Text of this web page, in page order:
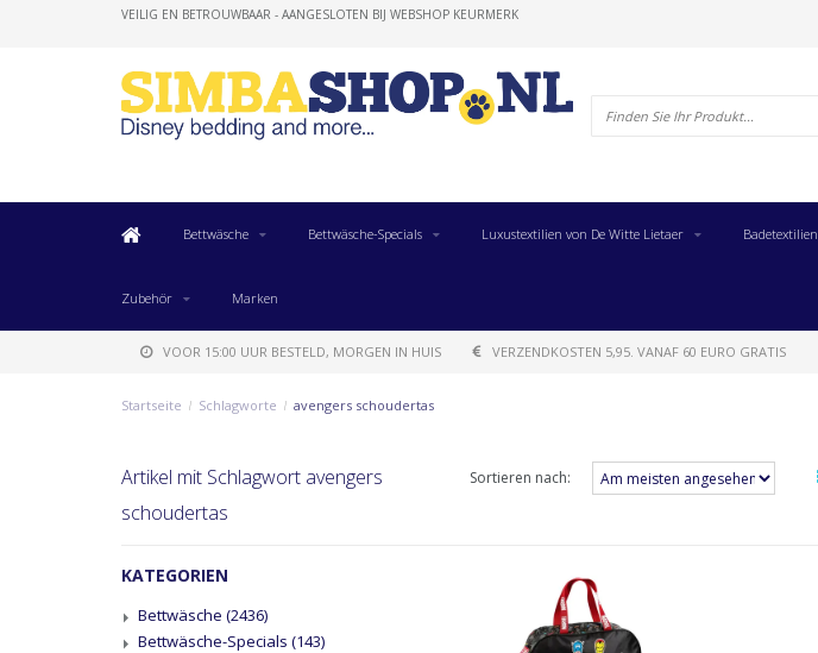
VEILIG EN BETROUWBAAR - AANGESLOTEN BIJ WEBSHOP KEURMERK
Bettwäsche Bettwäsche-Specials Luxustextilien von De Witte Lietaer Badetextilien
Zubehör Marken
VOOR 15:00 UUR BESTELD, MORGEN IN HUIS VERZENDKOSTEN 5,95. VANAF 60 EURO GRATIS
Startseite / Schlagworte / avengers schoudertas
Artikel mit Schlagwort avengers
schoudertas
Sortieren nach:
KATEGORIEN
Bettwäsche (2436)
Bettwäsche-Specials (143)